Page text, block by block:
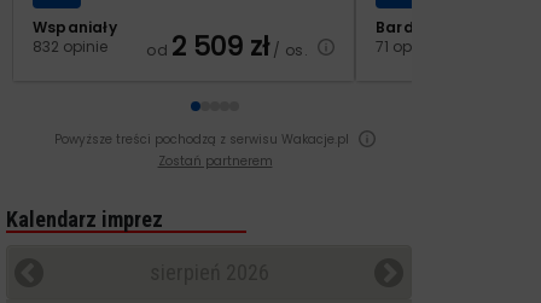
Wspaniały
832 opinie
od 2 509 zł/ os.
Bardzo dobry
71 opinii
Powyższe treści pochodzą z serwisu Wakacje.pl
Zostań partnerem
Kalendarz imprez